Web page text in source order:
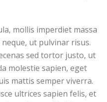
mollis imperdiet massa
ut pulvinar risus.
sed tortor justo, ut
molestie sapien, eget
mattis semper viverra.
ultrices sapien felis, et